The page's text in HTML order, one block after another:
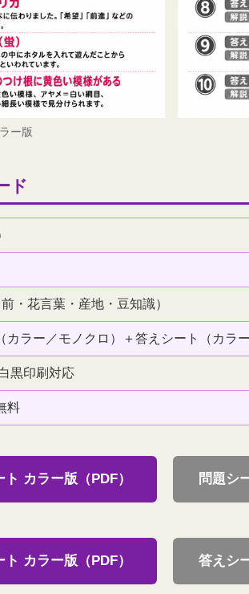
ー版
ド
・花言葉・産地・豆知識）
カラー／モノクロ）＋答えシート（カラ
黒印刷対応
料
ト カラー版（PDF） 問題シ
カラー版（PDF） 答えシ